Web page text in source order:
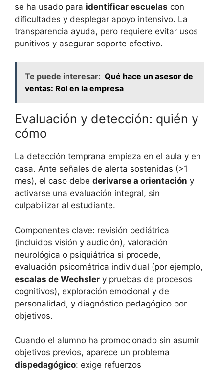
se ha usado para identificar escuelas con
dificultades y desplegar apoyo intensivo. La
transparencia ayuda, pero requiere evitar usos
punitivos y asegurar soporte efectivo.
Te puede interesar: Qué hace un asesor de
ventas: Rol en la empresa
Evaluación y detección: quién y
cómo
La detección temprana empieza en el aula y en
casa. Ante señales de alerta sostenidas (>1
mes), el caso debe derivarse a orientación y
activarse una evaluación integral, sin
culpabilizar al estudiante.
Componentes clave: revisión pediátrica
(incluidos visión y audición), valoración
neurológica o psiquiátrica si procede,
evaluación psicométrica individual (por ejemplo,
escalas de Wechsler y pruebas de procesos
cognitivos), exploración emocional y de
personalidad, y diagnóstico pedagógico por
objetivos.
Cuando el alumno ha promocionado sin asumir
objetivos previos, aparece un problema
dispedagógico: exige refuerzos